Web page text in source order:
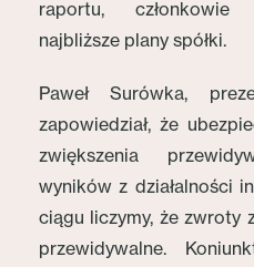
raportu, członkowie
najbliższe plany spółki.
Paweł Surówka,
zapowiedział, że
zwiększenia
wyników z działalności
ciągu liczymy, że zwroty
przewidywalne.